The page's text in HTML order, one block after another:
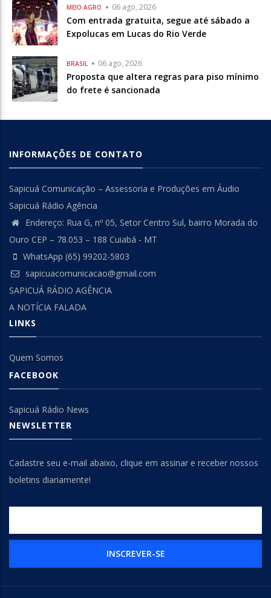
MEIO AGRO 06 ago, 2026
Com entrada gratuita, segue até sábado a
Expolucas em Lucas do Rio Verde
BRASIL 06 ago, 2026
Proposta que altera regras para piso mínimo
do frete é sancionada
INFORMAÇÕES DE CONTATO
Sapicuá Comunicação – Assessoria e Produções em Áudio
Sapicuá Rádio Agência
Endereço: Rua G, nº 05, Setor Centro Sul, bairro Morada do
Ouro CEP – 78.053 – 188 Cuiabá - MT
WhatsApp (65) 99202-5803
sapicuacomunicacao@gmail.com
SAPICUÁ RÁDIO AGÊNCIA
A NOTÍCIA FALADA
LINKS
Quem Somos
FACEBOOK
Sapicuá Rádio News
NEWSLETTER
Cadastre seu e-mail abaixo, clique em assinar e receber nossos
boletins diariamente!